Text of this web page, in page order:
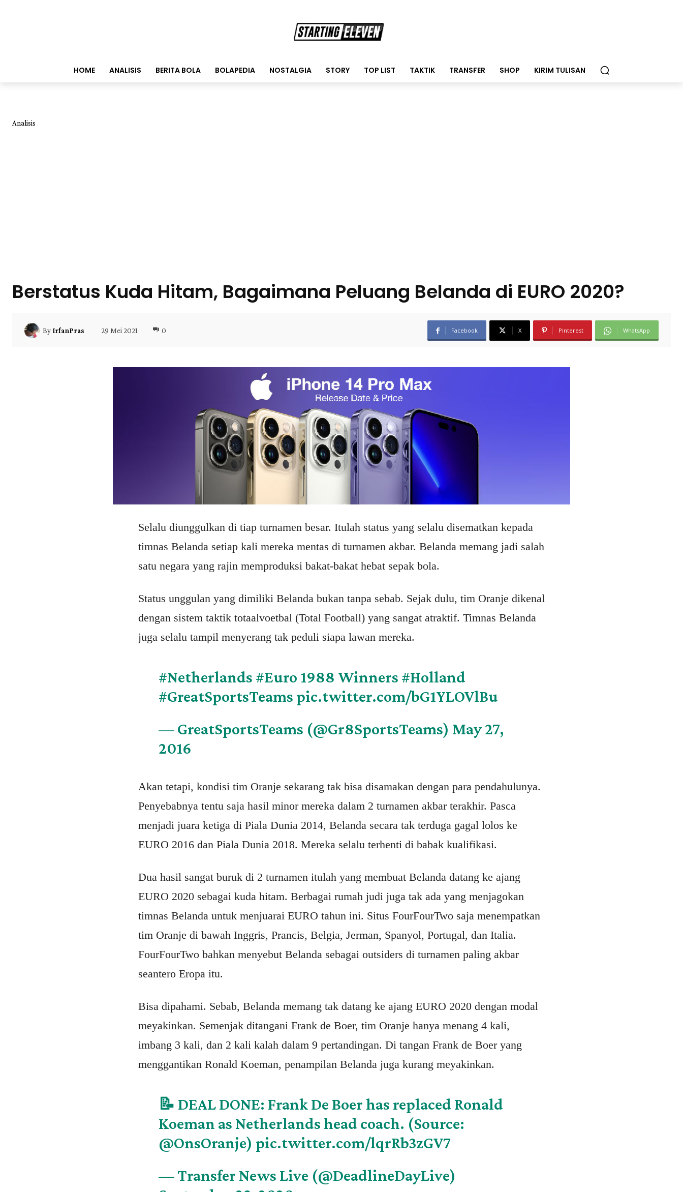
HOME ANALISIS BERITA BOLA BOLAPEDIA NOSTALGIA STORY TOP LIST TAKTIK TRANSFER SHOP KIRIM TULISAN
Analisis
Berstatus Kuda Hitam, Bagaimana Peluang Belanda di EURO 2020?
By IrfanPras 29 Mei 2021 0 Facebook X Pinterest WhatsApp
Selalu diunggulkan di tiap turnamen besar. Itulah status yang selalu disematkan kepada
timnas Belanda setiap kali mereka mentas di turnamen akbar. Belanda memang jadi salah
satu negara yang rajin memproduksi bakat-bakat hebat sepak bola.
Status unggulan yang dimiliki Belanda bukan tanpa sebab. Sejak dulu, tim Oranje dikenal
dengan sistem taktik totaalvoetbal (Total Football) yang sangat atraktif. Timnas Belanda
juga selalu tampil menyerang tak peduli siapa lawan mereka.
#Netherlands #Euro 1988 Winners #Holland
#GreatSportsTeams pic.twitter.com/bG1YLOVlBu
— GreatSportsTeams (@Gr8SportsTeams) May 27,
2016
Akan tetapi, kondisi tim Oranje sekarang tak bisa disamakan dengan para pendahulunya.
Penyebabnya tentu saja hasil minor mereka dalam 2 turnamen akbar terakhir. Pasca
menjadi juara ketiga di Piala Dunia 2014, Belanda secara tak terduga gagal lolos ke
EURO 2016 dan Piala Dunia 2018. Mereka selalu terhenti di babak kualifikasi.
Dua hasil sangat buruk di 2 turnamen itulah yang membuat Belanda datang ke ajang
EURO 2020 sebagai kuda hitam. Berbagai rumah judi juga tak ada yang menjagokan
timnas Belanda untuk menjuarai EURO tahun ini. Situs FourFourTwo saja menempatkan
tim Oranje di bawah Inggris, Prancis, Belgia, Jerman, Spanyol, Portugal, dan Italia.
FourFourTwo bahkan menyebut Belanda sebagai outsiders di turnamen paling akbar
seantero Eropa itu.
Bisa dipahami. Sebab, Belanda memang tak datang ke ajang EURO 2020 dengan modal
meyakinkan. Semenjak ditangani Frank de Boer, tim Oranje hanya menang 4 kali,
imbang 3 kali, dan 2 kali kalah dalam 9 pertandingan. Di tangan Frank de Boer yang
menggantikan Ronald Koeman, penampilan Belanda juga kurang meyakinkan.
📝 DEAL DONE: Frank De Boer has replaced Ronald
Koeman as Netherlands head coach. (Source:
@OnsOranje) pic.twitter.com/lqrRb3zGV7
— Transfer News Live (@DeadlineDayLive)